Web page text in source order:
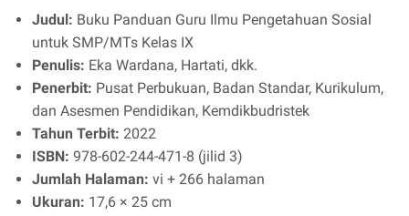
Judul: Buku Panduan Guru Ilmu Pengetahuan Sosial
untuk SMP/MTs Kelas IX
Penulis: Eka Wardana, Hartati, dkk.
Penerbit: Pusat Perbukuan, Badan Standar, Kurikulum,
dan Asesmen Pendidikan, Kemdikbudristek
Tahun Terbit: 2022
ISBN: 978-602-244-471-8 (jilid 3)
Jumlah Halaman: vi + 266 halaman
Ukuran: 17,6 × 25 cm